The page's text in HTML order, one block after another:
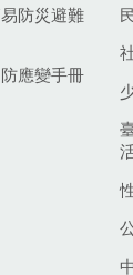
防災避難
應變手冊